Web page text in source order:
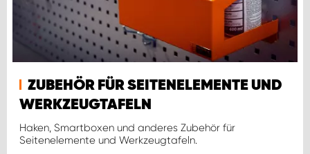
ZUBEHÖR FÜR SEITENELEMENTE UND
WERKZEUGTAFELN
Haken, Smartboxen und anderes Zubehör für
Seitenelemente und Werkzeugtafeln.